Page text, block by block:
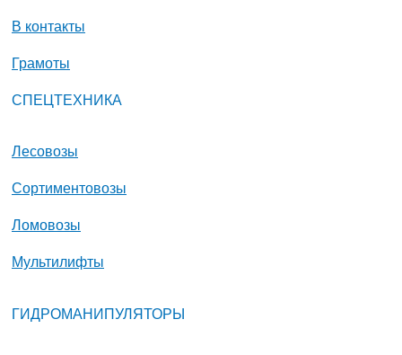
В контакты
Грамоты
СПЕЦТЕХНИКА
Лесовозы
Сортиментовозы
Ломовозы
Мультилифты
ГИДРОМАНИПУЛЯТОРЫ